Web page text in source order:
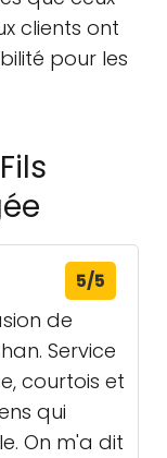
clients ont
pour les
5/5
de
Service
courtois et
qui
On m'a dit